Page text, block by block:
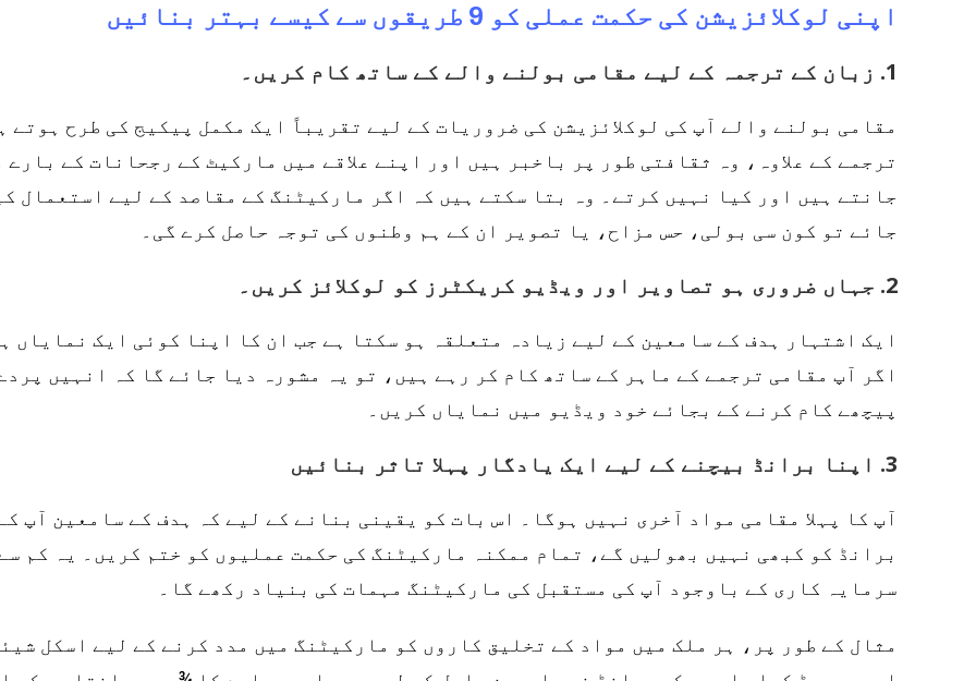
اپنی لوکلائزیشن کی حکمت عملی کو 9 طریقوں سے کیسے بہتر بنائیں
1. زبان کے ترجمہ کے لیے مقامی بولنے والے کے ساتھ کام کریں۔
مقامی بولنے والے آپ کی لوکلائزیشن کی ضروریات کے لیے تقریباً ایک مکمل پیکیج کی طرح ہوتے
ترجمے کے علاوہ، وہ ثقافتی طور پر باخبر ہیں اور اپنے علاقے میں مارکیٹ کے رجحانات کے بارے
جانتے ہیں اور کیا نہیں کرتے۔ وہ بتا سکتے ہیں کہ اگر مارکیٹنگ کے مقاصد کے لیے استعمال
جائے تو کون سی بولی، حس مزاح، یا تصویر ان کے ہم وطنوں کی توجہ حاصل کرے گی۔
2. جہاں ضروری ہو تصاویر اور ویڈیو کریکٹرز کو لوکلائز کریں۔
ایک اشتہار ہدف کے سامعین کے لیے زیادہ متعلقہ ہو سکتا ہے جب ان کا اپنا کوئی ایک نمایاں
اگر آپ مقامی ترجمے کے ماہر کے ساتھ کام کر رہے ہیں، تو یہ مشورہ دیا جائے گا کہ انہیں
پیچھے کام کرنے کے بجائے خود ویڈیو میں نمایاں کریں۔
3. اپنا برانڈ بیچنے کے لیے ایک یادگار پہلا تاثر بنائیں
آپ کا پہلا مقامی مواد آخری نہیں ہوگا۔ اس بات کو یقینی بنانے کے لیے کہ ہدف کے سامعین آپ
برانڈ کو کبھی نہیں بھولیں گے، تمام ممکنہ مارکیٹنگ کی حکمت عملیوں کو ختم کریں۔ یہ کم
سرمایہ کاری کے باوجود آپ کی مستقبل کی مارکیٹنگ مہمات کی بنیاد رکھے گا۔
مثال کے طور پر، ہر ملک میں مواد کے تخلیق کاروں کو مارکیٹنگ میں مدد کرنے کے لیے اسکل